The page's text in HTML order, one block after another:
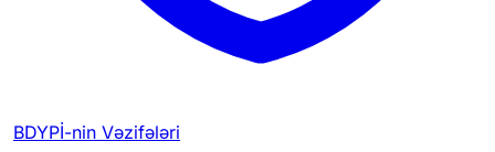
BDYPİ-nin Vəzifələri